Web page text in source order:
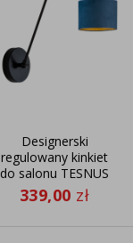
Designerski
regulowany kinkiet
do salonu TESNUS
VELUR
339,00 zł